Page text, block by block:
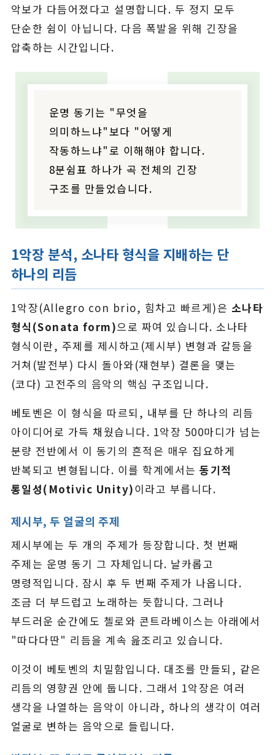
악보가 다듬어졌다고 설명합니다. 두 정지 모두
단순한 쉼이 아닙니다. 다음 폭발을 위해 긴장을
압축하는 시간입니다.
운명 동기는 "무엇을
의미하느냐"보다 "어떻게
작동하느냐"로 이해해야 합니다.
8분쉼표 하나가 곡 전체의 긴장
구조를 만들었습니다.
1악장 분석, 소나타 형식을 지배하는 단
하나의 리듬
1악장(Allegro con brio, 힘차고 빠르게)은 소나타
형식(Sonata form)으로 짜여 있습니다. 소나타
형식이란, 주제를 제시하고(제시부) 변형과 갈등을
거쳐(발전부) 다시 돌아와(재현부) 결론을 맺는
(코다) 고전주의 음악의 핵심 구조입니다.
베토벤은 이 형식을 따르되, 내부를 단 하나의 리듬
아이디어로 가득 채웠습니다. 1악장 500마디가 넘는
분량 전반에서 이 동기의 흔적은 매우 집요하게
반복되고 변형됩니다. 이를 학계에서는동기적
통일성(Motivic Unity)이라고 부릅니다.
제시부, 두 얼굴의 주제
제시부에는 두 개의 주제가 등장합니다. 첫 번째
주제는 운명 동기 그 자체입니다. 날카롭고
명령적입니다. 잠시 후 두 번째 주제가 나옵니다.
조금 더 부드럽고 노래하는 듯합니다. 그러나
부드러운 순간에도 첼로와 콘트라베이스는 아래에서
"따다다딴" 리듬을 계속 읊조리고 있습니다.
이것이 베토벤의 치밀함입니다. 대조를 만들되, 같은
리듬의 영향권 안에 둡니다. 그래서 1악장은 여러
생각을 나열하는 음악이 아니라, 하나의 생각이 여러
얼굴로 변하는 음악으로 들립니다.